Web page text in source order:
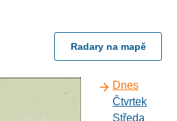
Radary na mapě
Dnes
Čtvrtek
Středa